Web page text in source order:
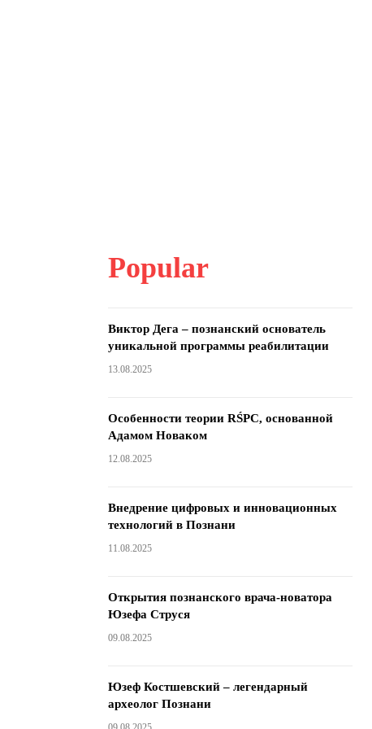
Popular
Виктор Дега – познанский основатель
уникальной программы реабилитации
13.08.2025
Особенности теории RŚPC, основанной
Адамом Новаком
12.08.2025
Внедрение цифровых и инновационных
технологий в Познани
11.08.2025
Открытия познанского врача-новатора
Юзефа Струся
09.08.2025
Юзеф Костшевский – легендарный
археолог Познани